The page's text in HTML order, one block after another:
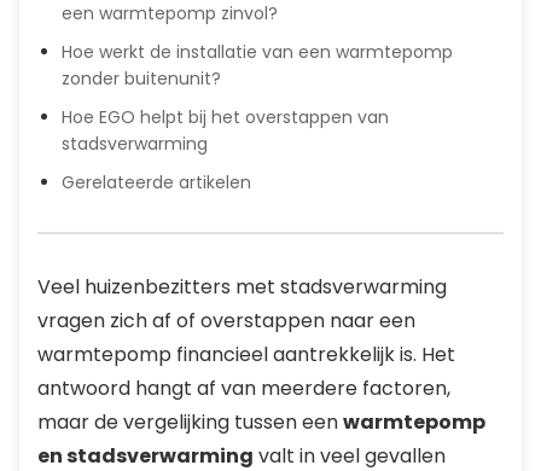
een warmtepomp zinvol?
Hoe werkt de installatie van een warmtepomp
zonder buitenunit?
Hoe EGO helpt bij het overstappen van
stadsverwarming
Gerelateerde artikelen
Veel huizenbezitters met stadsverwarming
vragen zich af of overstappen naar een
warmtepomp financieel aantrekkelijk is. Het
antwoord hangt af van meerdere factoren,
maar de vergelijking tussen eenwarmtepomp
en stadsverwarming valt in veel gevallen